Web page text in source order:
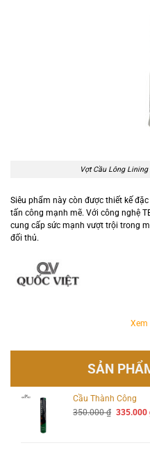
Vợt Cầu Lông
Siêu phẩm này còn được thiết kế
tấn công mạnh mẽ. Với công nghệ
cung cấp sức mạnh vượt trội trong
đối thủ.
Xem
SẢN
Cầu Thành Công
350.000₫ Giá
335.000